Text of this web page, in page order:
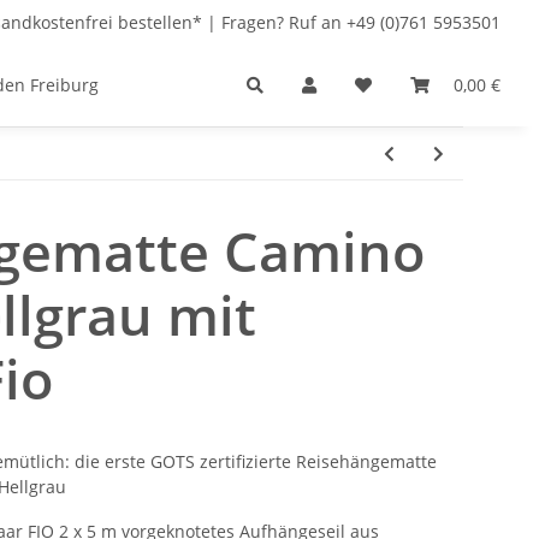
bestellen* | Fragen? Ruf an +49 (0)761 5953501
0,00 €
Freiburg
Camino
mit
die erste GOTS zertifizierte Reisehängematte
FIO 2 x 5 m vorgeknotetes Aufhängeseil aus